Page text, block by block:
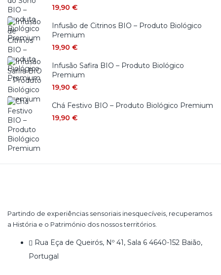
19,90 €
Infusão de Citrinos BIO – Produto Biológico
Premium
19,90 €
Infusão Safira BIO – Produto Biológico
Premium
19,90 €
Chá Festivo BIO – Produto Biológico Premium
19,90 €
Partindo de experiências sensoriais inesquecíveis, recuperamos
a História e o Património dos nossos territórios.
Rua Eça de Queirós, Nº 41, Sala 6 4640-152 Baião,
Portugal